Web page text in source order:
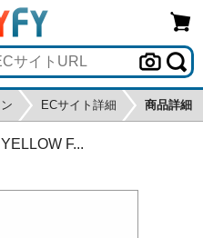
ECサイト詳細 商品詳細
F...